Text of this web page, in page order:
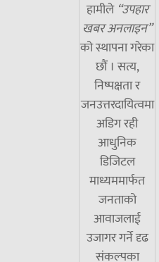
हामीले “उपहार
खबर अनलाइन”
को स्थापना गरेका
छौं । सत्य,
निष्पक्षता र
जनउत्तरदायित्वमा
अडिग रही
आधुनिक
डिजिटल
माध्यममार्फत
जनताको
आवाजलाई
उजागर गर्ने दृढ
संकल्पका